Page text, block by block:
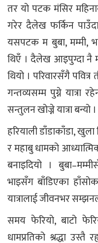
तर यो पटक मंसिर
गरेर दैलेख फर्किन
यसपटक म बुबा, मम्मी,
थिएँ । दैलेख आइपुग्दा नै
थियो । परिवारसँगै पवित्र
गन्तव्यसम्म पुग्ने यात्रा
सन्तुलन खोज्ने यात्रा बन्यो ।
हरियाली डाँडाकाँडा,
र महाबु धामको
बनाइदियो ।
भाइसँग बाँडिएका
यात्रालाई जीवनभर
समय फेरियो, बाटो
धामप्रतिको श्रद्धा उस्तै